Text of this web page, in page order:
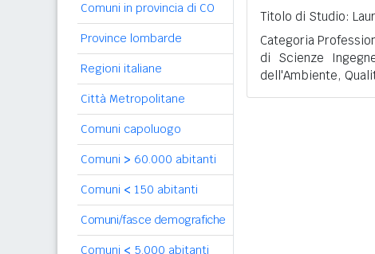
Comuni in provincia di CO
Province lombarde
Regioni italiane
Città Metropolitane
Comuni capoluogo
Comuni > 60.000 abitanti
Comuni < 150 abitanti
Comuni/fasce demografiche
Comuni < 5.000 abitanti
Titolo di Studio:
Categoria
di Scienze
dell'Ambiente,